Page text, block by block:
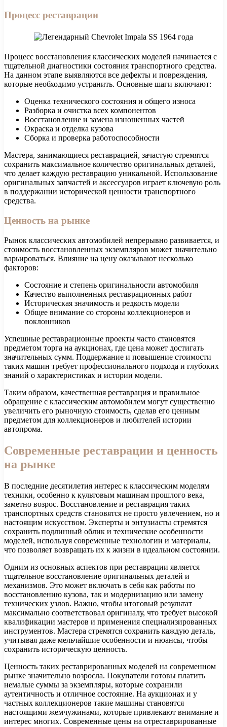
Процесс реставрации
Процесс восстановления классических моделей начинается с
тщательной диагностики состояния транспортного средства.
На данном этапе выявляются все дефекты и повреждения,
которые необходимо устранить. Основные шаги включают:
Оценка технического состояния и общего износа
Разборка и очистка всех компонентов
Восстановление и замена изношенных частей
Окраска и отделка кузова
Сборка и проверка работоспособности
Мастера, занимающиеся реставрацией, зачастую стремятся
сохранить максимальное количество оригинальных деталей,
что делает каждую реставрацию уникальной. Использование
оригинальных запчастей и аксессуаров играет ключевую роль
в поддержании исторической ценности транспортного
средства.
Ценность на рынке
Рынок классических автомобилей непрерывно развивается, и
стоимость восстановленных экземпляров может значительно
варьироваться. Влияние на цену оказывают несколько
факторов:
Состояние и степень оригинальности автомобиля
Качество выполненных реставрационных работ
Историческая значимость и редкость модели
Общее внимание со стороны коллекционеров и
поклонников
Успешные реставрационные проекты часто становятся
предметом торга на аукционах, где цена может достигать
значительных сумм. Поддержание и повышение стоимости
таких машин требует профессионального подхода и глубоких
знаний о характеристиках и истории модели.
Таким образом, качественная реставрация и правильное
обращение с классическим автомобилем могут существенно
увеличить его рыночную стоимость, сделав его ценным
предметом для коллекционеров и любителей истории
автопрома.
Современные реставрации и ценность
на рынке
В последние десятилетия интерес к классическим моделям
техники, особенно к культовым машинам прошлого века,
заметно возрос. Восстановление и реставрация таких
транспортных средств становятся не просто увлечением, но и
настоящим искусством. Эксперты и энтузиасты стремятся
сохранить подлинный облик и технические особенности
моделей, используя современные технологии и материалы,
что позволяет возвращать их к жизни в идеальном состоянии.
Одним из основных аспектов при реставрации является
тщательное восстановление оригинальных деталей и
механизмов. Это может включать в себя как работы по
восстановлению кузова, так и модернизацию или замену
технических узлов. Важно, чтобы итоговый результат
максимально соответствовал оригиналу, что требует высокой
квалификации мастеров и применения специализированных
инструментов. Мастера стремятся сохранить каждую деталь,
учитывая даже мельчайшие особенности и нюансы, чтобы
сохранить историческую ценность.
Ценность таких реставрированных моделей на современном
рынке значительно возросла. Покупатели готовы платить
немалые суммы за экземпляры, которые сохранили
аутентичность и отличное состояние. На аукционах и у
частных коллекционеров такие машины становятся
настоящими жемчужинами, которые привлекают внимание и
интерес многих. Современные цены на отреставрированные